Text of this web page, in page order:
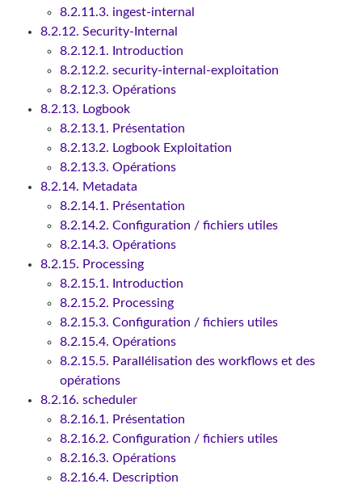
8.2.11.3. ingest-internal
8.2.12. Security-Internal
8.2.12.1. Introduction
8.2.12.2. security-internal-exploitation
8.2.12.3. Opérations
8.2.13. Logbook
8.2.13.1. Présentation
8.2.13.2. Logbook Exploitation
8.2.13.3. Opérations
8.2.14. Metadata
8.2.14.1. Présentation
8.2.14.2. Configuration / fichiers utiles
8.2.14.3. Opérations
8.2.15. Processing
8.2.15.1. Introduction
8.2.15.2. Processing
8.2.15.3. Configuration / fichiers utiles
8.2.15.4. Opérations
8.2.15.5. Parallélisation des workflows et des
opérations
8.2.16. scheduler
8.2.16.1. Présentation
8.2.16.2. Configuration / fichiers utiles
8.2.16.3. Opérations
8.2.16.4. Description